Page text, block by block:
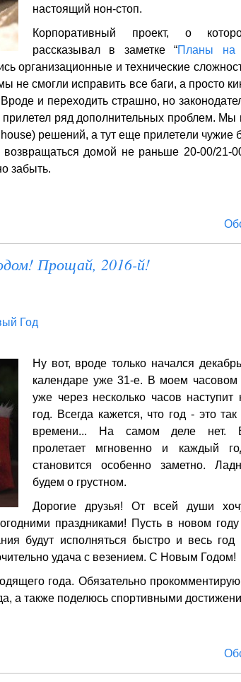
настоящий нон-стоп.
Корпоративный проект, о
рассказывал в заметке “Планы на
организационные и технические
не смогли исправить все баги, а просто
и переходить страшно, но
прилетел ряд дополнительных проблем. Мы
решений, а тут еще прилетели чужие
домой не раньше 20-00/21-
забыть.
Прощай, 2016-й!
Год
Ну вот, вроде только начался
календаре уже 31-е. В моем часовом
уже через несколько часов наступит
год. Всегда кажется, что год - это
времени... На самом деле нет.
пролетает мгновенно и каждый
становится особенно заметно.
будем о грустном.
Дорогие друзья! От всей души
праздниками! Пусть в новом году
будут исполняться быстро и весь
удача с везением. С Новым Годом!
года. Обязательно прокомментирую
а также поделюсь спортивными